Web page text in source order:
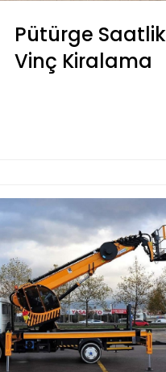
Pütürge Saatlik
Vinç Kiralama